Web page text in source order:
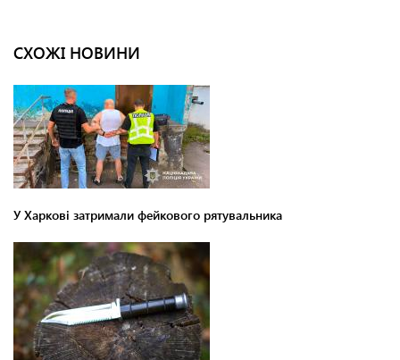
СХОЖІ НОВИНИ
У Харкові затримали фейкового рятувальника